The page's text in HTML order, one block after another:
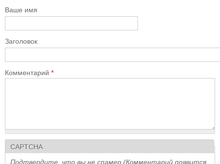
Ваше имя
Заголовок
Комментарий *
CAPTCHA
Подтвердите, что вы не спамер (Комментарий появится